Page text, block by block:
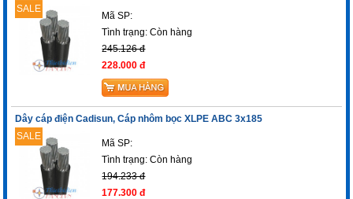
SALE
Mã SP:
Tình trạng:Còn hàng
245.126 đ
228.000 đ
Dây cáp điện Cadisun, Cáp nhôm bọc XLPE ABC 3x185
SALE
Mã SP:
Tình trạng:Còn hàng
194.233 đ
177.300 đ